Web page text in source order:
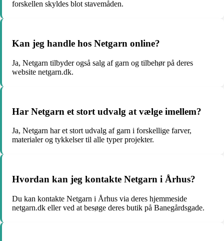
forskellen skyldes blot stavemåden.
Kan jeg handle hos Netgarn online?
Ja, Netgarn tilbyder også salg af garn og tilbehør på deres
website netgarn.dk.
Har Netgarn et stort udvalg at vælge imellem?
Ja, Netgarn har et stort udvalg af garn i forskellige farver,
materialer og tykkelser til alle typer projekter.
Hvordan kan jeg kontakte Netgarn i Århus?
Du kan kontakte Netgarn i Århus via deres hjemmeside
netgarn.dk eller ved at besøge deres butik på Banegårdsgade.